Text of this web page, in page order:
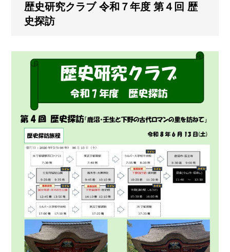
歴史研究クラブ 令和７年度 第４回 歴
史探訪